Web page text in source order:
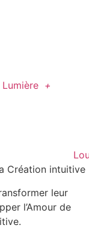
Création intuitive
leur
l’Amour de